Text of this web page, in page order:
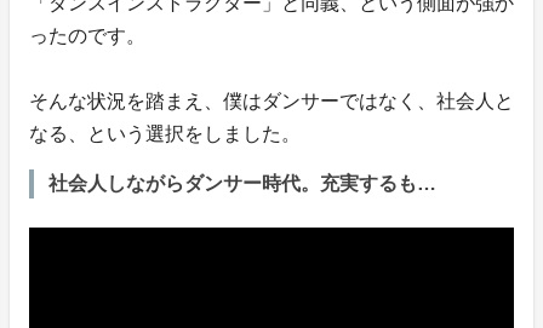
ったのです。
そんな状況を踏まえ、僕はダンサーではなく、社会人と
なる、という選択をしました。
社会人しながらダンサー時代。充実するも…